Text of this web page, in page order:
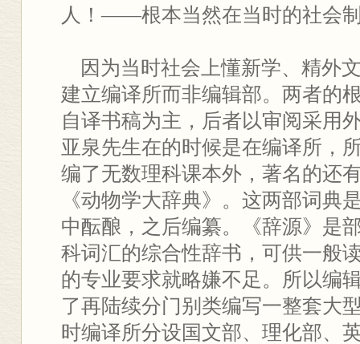
人！——根本当然在当时的社会
因为当时社会上懂新学、精外
建立编译所而非编辑部。两者的
自译书稿为主，后者以审阅采用
亚泉先生在的时候是在编译所，
编了无数理科课本外，著名的还
《动物学大辞典》。这两部词典
中酝酿，之后编纂。《辞源》是
科词汇的综合性辞书，可供一般
的专业要求就略嫌不足。所以编
了再陆续分门别类编写一整套大
时编译所分设国文部、理化部、